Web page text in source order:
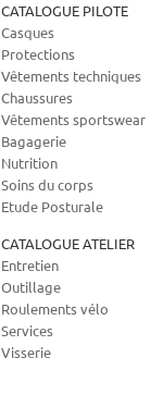
CATALOGUE PILOTE
Casques
Protections
Vêtements techniques
Chaussures
Vêtements sportswear
Bagagerie
Nutrition
Soins du corps
Etude Posturale
CATALOGUE ATELIER
Entretien
Outillage
Roulements vélo
Services
Visserie